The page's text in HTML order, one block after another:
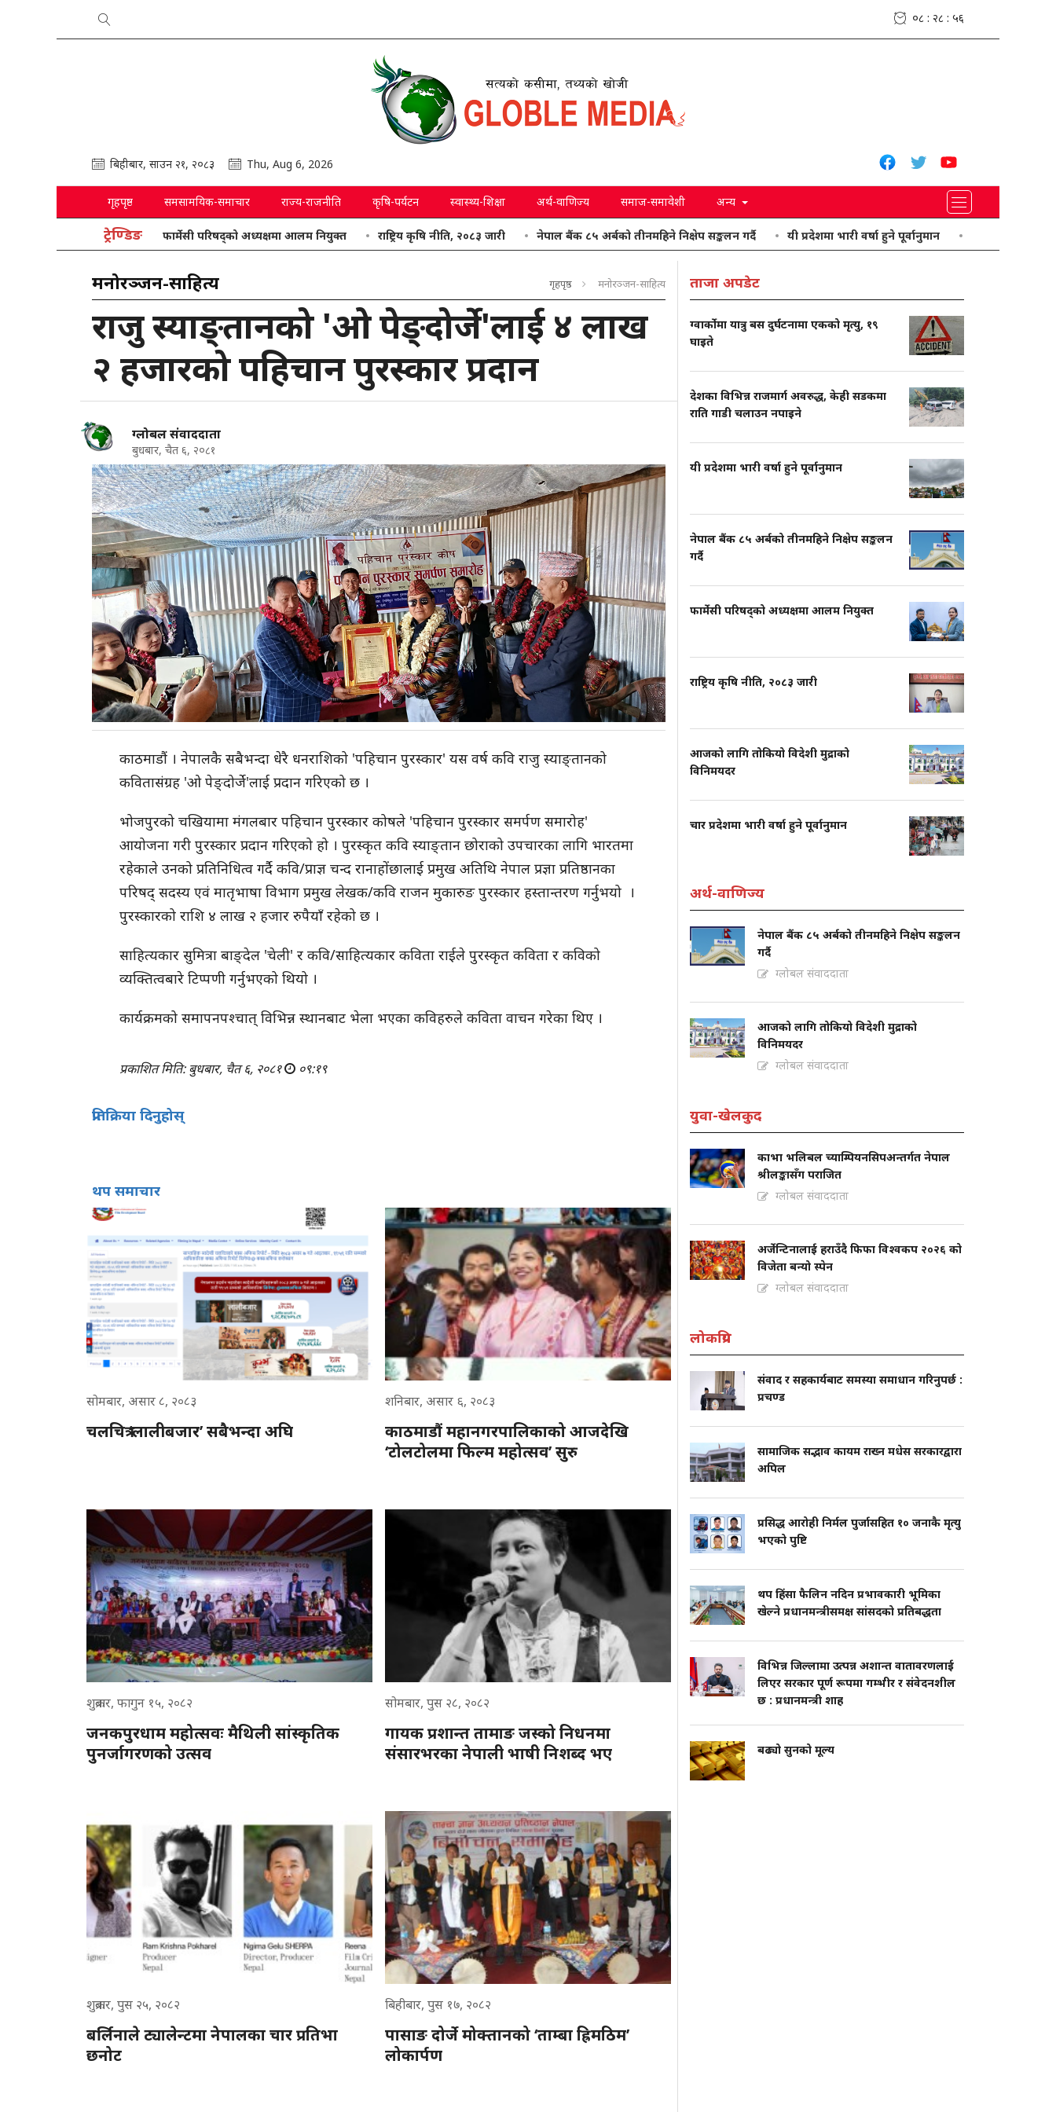
०८ : २८ : ५७
बिहीबार, साउन २१, २०८३ Thu, Aug 6, 2026
गृहपृष्ठ समसामयिक-समाचार राज्य-राजनीति कृषि-पर्यटन स्वास्थ्य-शिक्षा अर्थ-वाणिज्य समाज-समावेशी अन्य
ट्रेण्डिङफार्मेसी परिषद्को अध्यक्षमा आलम नियुक्त राष्ट्रिय कृषि नीति, २०८३ जारी नेपाल बैंक ८५ अर्बको तीनमहिने निक्षेप सङ्कलन गर्दै यी प्रदेशमा भारी वर्षा हुने पूर्वानुमान आजको लागि तोकियो
मनोरञ्जन-साहित्य गृहपृष्ठ मनोरञ्जन-साहित्य
राजु स्याङ्तानको 'ओ पेङ्दोर्जे'लाई ४ लाख
२ हजारको पहिचान पुरस्कार प्रदान
ग्लोबल संवाददाता
बुधबार, चैत ६, २०८१
काठमाडौं । नेपालकै सबैभन्दा धेरै धनराशिको 'पहिचान पुरस्कार' यस वर्ष कवि राजु स्याङ्तानको
कवितासंग्रह 'ओ पेङ्दोर्जे'लाई प्रदान गरिएको छ ।
भोजपुरको चखियामा मंगलबार पहिचान पुरस्कार कोषले 'पहिचान पुरस्कार समर्पण समारोह'
आयोजना गरी पुरस्कार प्रदान गरिएको हो । पुरस्कृत कवि स्याङ्तान छोराको उपचारका लागि भारतमा
रहेकाले उनको प्रतिनिधित्व गर्दै कवि/प्राज्ञ चन्द रानाहोंछालाई प्रमुख अतिथि नेपाल प्रज्ञा प्रतिष्ठानका
परिषद् सदस्य एवं मातृभाषा विभाग प्रमुख लेखक/कवि राजन मुकारुङ पुरस्कार हस्तान्तरण गर्नुभयो ।
पुरस्कारको राशि ४ लाख २ हजार रुपैयाँ रहेको छ ।
साहित्यकार सुमित्रा बाङ्देल 'चेली' र कवि/साहित्यकार कविता राईले पुरस्कृत कविता र कविको
व्यक्तित्वबारे टिप्पणी गर्नुभएको थियो ।
कार्यक्रमको समापनपश्चात् विभिन्न स्थानबाट भेला भएका कविहरुले कविता वाचन गरेका थिए ।
प्रकाशित मिति: बुधबार, चैत ६, २०८१ ०९:१९
प्रतिक्रिया दिनुहोस्
थप समाचार
सोमबार, असार ८, २०८३
चलचित्र ‘लालीबजार’ सबैभन्दा अघि
शनिबार, असार ६, २०८३
काठमाडौं महानगरपालिकाको आजदेखि
‘टोलटोलमा फिल्म महोत्सव’ सुरु
शुक्रबार, फागुन १५, २०८२
जनकपुरधाम महोत्सवः मैथिली सांस्कृतिक
पुनर्जागरणको उत्सव
सोमबार, पुस २८, २०८२
गायक प्रशान्त तामाङ जस्को निधनमा
संसारभरका नेपाली भाषी निशब्द भए
शुक्रबार, पुस २५, २०८२
बर्लिनाले ट्यालेन्टमा नेपालका चार प्रतिभा
छनोट
बिहीबार, पुस १७, २०८२
पासाङ दोर्जे मोक्तानको ‘ताम्बा ह्रिमठिम’
लोकार्पण
ताजा अपडेट
ग्वार्कोमा यात्रु बस दुर्घटनामा एकको मृत्यु, १९
घाइते
देशका विभिन्न राजमार्ग अवरुद्ध, केही सडकमा
राति गाडी चलाउन नपाइने
यी प्रदेशमा भारी वर्षा हुने पूर्वानुमान
नेपाल बैंक ८५ अर्बको तीनमहिने निक्षेप सङ्कलन
गर्दै
फार्मेसी परिषद्को अध्यक्षमा आलम नियुक्त
राष्ट्रिय कृषि नीति, २०८३ जारी
आजको लागि तोकियो विदेशी मुद्राको
विनिमयदर
चार प्रदेशमा भारी वर्षा हुने पूर्वानुमान
अर्थ-वाणिज्य
नेपाल बैंक ८५ अर्बको तीनमहिने निक्षेप सङ्कलन
गर्दै
ग्लोबल संवाददाता
आजको लागि तोकियो विदेशी मुद्राको
विनिमयदर
ग्लोबल संवाददाता
युवा-खेलकुद
काभा भलिबल च्याम्पियनसिपअन्तर्गत नेपाल
श्रीलङ्कासँग पराजित
ग्लोबल संवाददाता
अर्जेन्टिनालाई हराउँदै फिफा विश्वकप २०२६ को
विजेता बन्यो स्पेन
ग्लोबल संवाददाता
लोकप्रिय
संवाद र सहकार्यबाट समस्या समाधान गरिनुपर्छ :
प्रचण्ड
सामाजिक सद्भाव कायम राख्न मधेस सरकारद्वारा
अपिल
प्रसिद्ध आरोही निर्मल पुर्जासहित १० जनाकै मृत्यु
भएको पुष्टि
थप हिंसा फैलिन नदिन प्रभावकारी भूमिका
खेल्ने प्रधानमन्त्रीसमक्ष सांसदको प्रतिबद्धता
विभिन्न जिल्लामा उत्पन्न अशान्त वातावरणलाई
लिएर सरकार पूर्ण रूपमा गम्भीर र संवेदनशील
छ : प्रधानमन्त्री शाह
बढ्यो सुनको मूल्य